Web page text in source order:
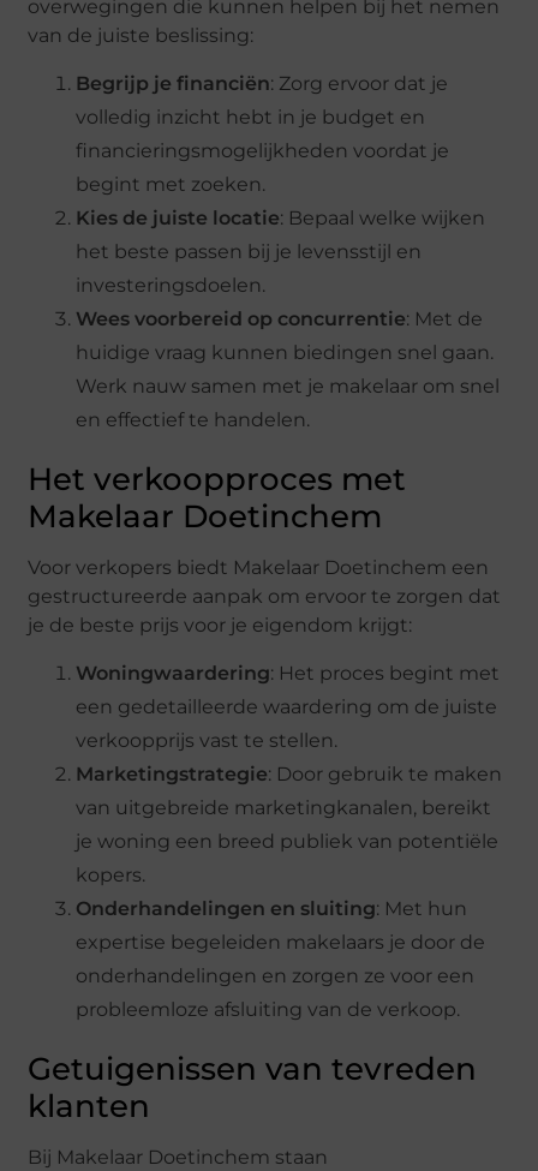
overwegingen die kunnen helpen bij het nemen
van de juiste beslissing:
Begrijp je financiën: Zorg ervoor dat je
volledig inzicht hebt in je budget en
financieringsmogelijkheden voordat je
begint met zoeken.
Kies de juiste locatie: Bepaal welke wijken
het beste passen bij je levensstijl en
investeringsdoelen.
Wees voorbereid op concurrentie: Met de
huidige vraag kunnen biedingen snel gaan.
Werk nauw samen met je makelaar om snel
en effectief te handelen.
Het verkoopproces met
Makelaar Doetinchem
Voor verkopers biedt Makelaar Doetinchem een
gestructureerde aanpak om ervoor te zorgen dat
je de beste prijs voor je eigendom krijgt:
Woningwaardering: Het proces begint met
een gedetailleerde waardering om de juiste
verkoopprijs vast te stellen.
Marketingstrategie: Door gebruik te maken
van uitgebreide marketingkanalen, bereikt
je woning een breed publiek van potentiële
kopers.
Onderhandelingen en sluiting: Met hun
expertise begeleiden makelaars je door de
onderhandelingen en zorgen ze voor een
probleemloze afsluiting van de verkoop.
Getuigenissen van tevreden
klanten
Bij Makelaar Doetinchem staan